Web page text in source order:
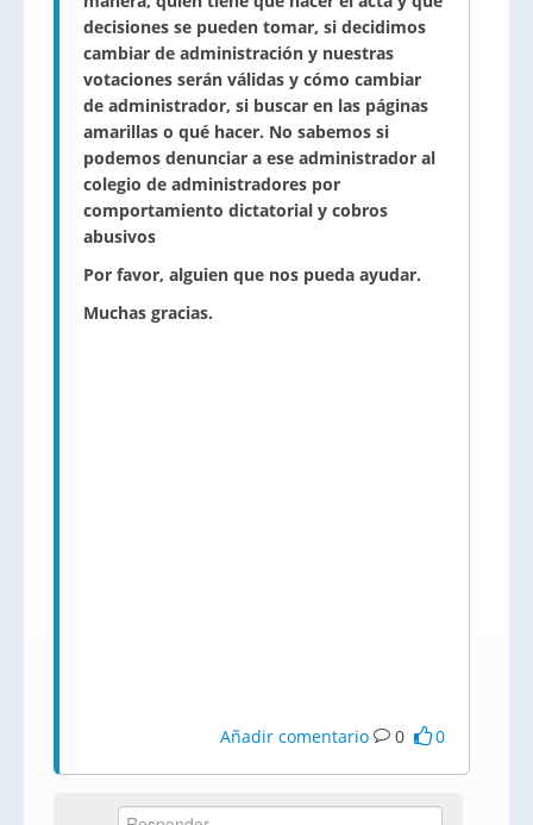
decisiones se pueden tomar, si decidimos
cambiar de administración y nuestras
votaciones serán válidas y cómo cambiar
de administrador, si buscar en las páginas
amarillas o qué hacer. No sabemos si
podemos denunciar a ese administrador al
colegio de administradores por
comportamiento dictatorial y cobros
abusivos
Por favor, alguien que nos pueda ayudar.
Muchas gracias.
Añadir comentario 0 0